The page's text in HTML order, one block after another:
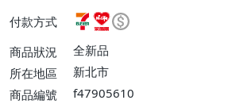
$50000免運費】、7-ELEVEN
【單件運費$38】、萊爾富取
運費$60、消費滿$50000免運
貨運【單件運費$170、消費
費】、郵局掛號【單件運費
付款方式
商品狀況
全新品
所在地區
新北市
商品編號
f47905610